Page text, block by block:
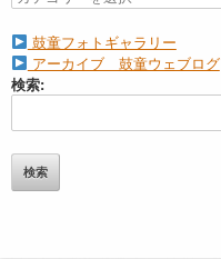
鼓童フォトギャラリー
アーカイブ 鼓童ウェブログ
検索: